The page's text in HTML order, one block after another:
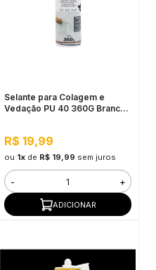
Selante para Colagem e
Vedação PU 40 360G Branco
R$ 19,99
ou 1xde R$ 19,99 sem juros
- +
ADICIONAR